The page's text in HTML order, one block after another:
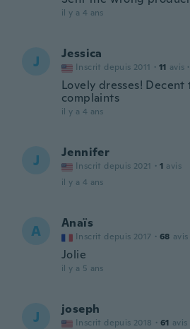
il y a 4 ans
J Jessica
Inscrit depuis 2011 · 11 avis ·
Lovely dresses!
complaints
il y a 4 ans
J Jennifer
Inscrit depuis 2021 · 1 avis
il y a 4 ans
A Anaïs
Inscrit depuis 2017 · 68 avis
Jolie
il y a 5 ans
J joseph
Inscrit depuis 2018 · 61 avis